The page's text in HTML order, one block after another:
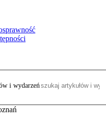
i wydarzeń